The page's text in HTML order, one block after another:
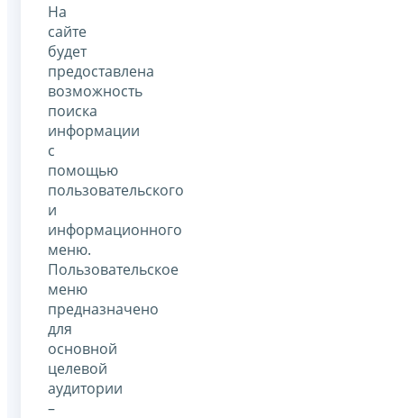
На
сайте
будет
предоставлена
возможность
поиска
информации
с
помощью
пользовательского
и
информационного
меню.
Пользовательское
меню
предназначено
для
основной
целевой
аудитории
–